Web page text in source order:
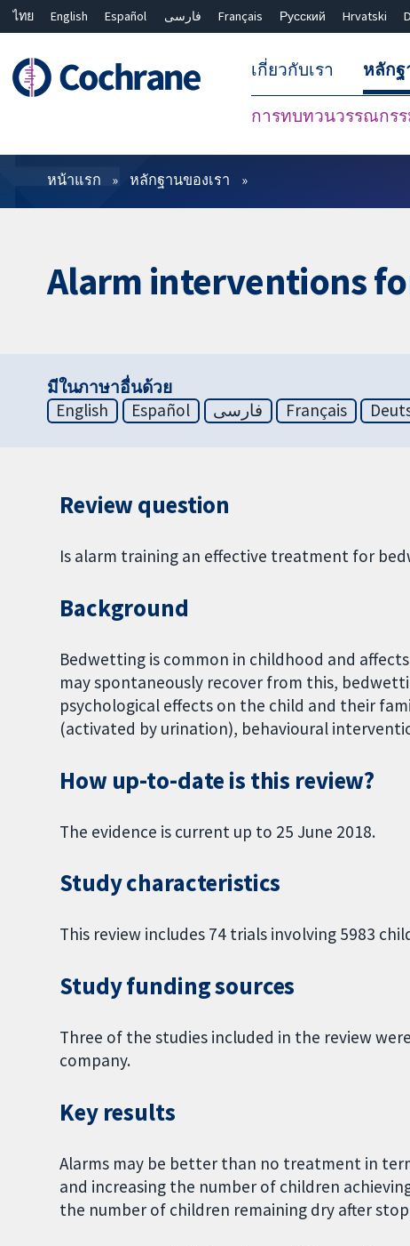
ไทย English Español فارسی Français Русский Hrvatski
เกี่ยวกับเรา หลักฐ
การทบทวนวรรณกร
ตัวกรอง
หน้าแรก หลักฐานของเรา
Alarm interventions
มีในภาษาอื่นด้วย
English
Español فارسی Français
Review question
Is alarm training an effective treatment for
Background
Bedwetting is common in childhood and
may spontaneously recover from this,
psychological effects on the child and their
(activated by urination), behavioural
How up-to-date is this review?
The evidence is current up to 25 June 2018.
Study characteristics
This review includes 74 trials involving 5983
Study funding sources
Three of the studies included in the review
company.
Key results
Alarms may be better than no treatment in
and increasing the number of children
the number of children remaining dry after